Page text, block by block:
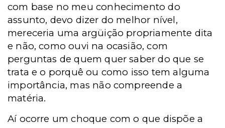
com base no meu conhecimento do
assunto, devo dizer do melhor nível,
mereceria uma argüição propriamente dita
e não, como ouvi na ocasião, com
perguntas de quem quer saber do que se
trata e o porquê ou como isso tem alguma
importância, mas não compreende a
matéria.
Aí ocorre um choque com o que dispõe a